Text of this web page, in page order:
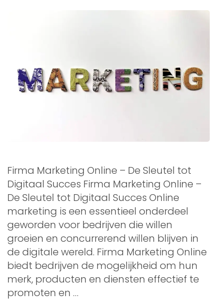
Firma Marketing Online – De Sleutel tot
Digitaal Succes Firma Marketing Online –
De Sleutel tot Digitaal Succes Online
marketing is een essentieel onderdeel
geworden voor bedrijven die willen
groeien en concurrerend willen blijven in
de digitale wereld. Firma Marketing Online
biedt bedrijven de mogelijkheid om hun
merk, producten en diensten effectief te
promoten en …